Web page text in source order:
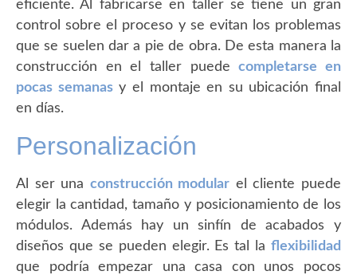
eficiente. Al fabricarse en taller se tiene un gran
control sobre el proceso y se evitan los problemas
que se suelen dar a pie de obra. De esta manera la
construcción en el taller puedecompletarse en
pocas semanasy el montaje en su ubicación final
en días.
Personalización
Al ser una construcción modular el cliente puede
elegir la cantidad, tamaño y posicionamiento de los
módulos. Además hay un sinfín de acabados y
diseños que se pueden elegir. Es tal la flexibilidad
que podría empezar una casa con unos pocos